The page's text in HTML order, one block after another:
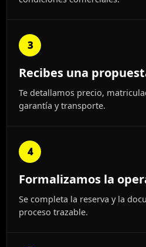
3
Recibes una
Te detallamos precio,
garantía y transporte.
4
Formalizamos la
Se completa la reserva y la
proceso trazable.